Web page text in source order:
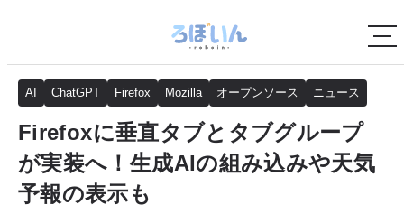
AI ChatGPT Firefox Mozilla オープンソース ニュース
Firefoxに垂直タブとタブグループ
が実装へ！生成AIの組み込みや天気
予報の表示も